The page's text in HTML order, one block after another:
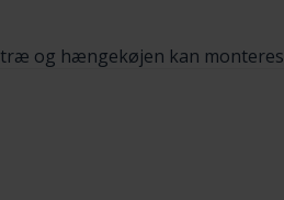
og hængekøjen kan monteres